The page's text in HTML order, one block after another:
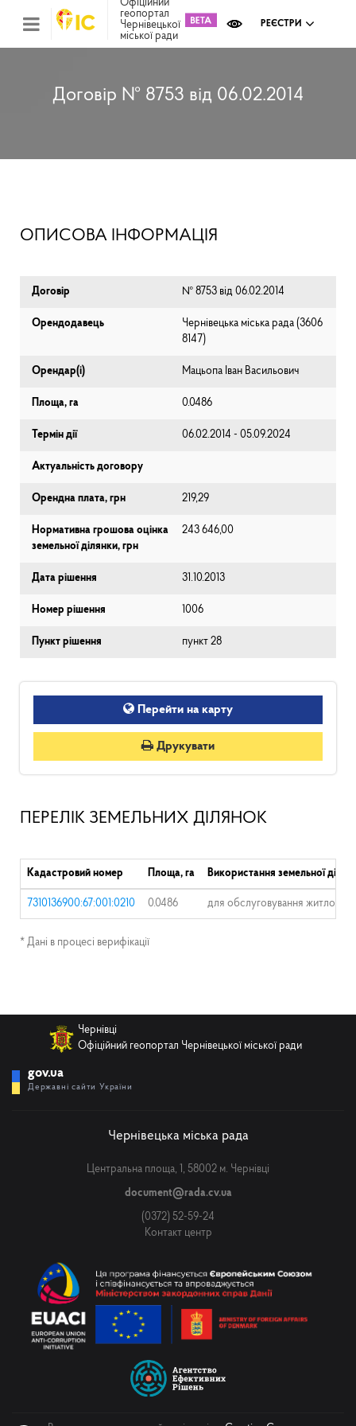
Офіційний
геопортал
Чернівецької
міської ради
РЕЄСТРИ
Договір № 8753 від 06.02.2014
ОПИСОВА ІНФОРМАЦІЯ
Договір № 8753 від 06.02.2014
Орендодавець
Чернівецька міська рада (⁨3606
8147⁩)
Орендар(і) Мацьопа Іван Васильович
Площа, га 0.0486
Термін дії 06.02.2014 - 05.09.2024
Актуальність договору
Орендна плата, грн 219,29
Нормативна грошова оцінка
земельної ділянки, грн
243 646,00
Дата рішення 31.10.2013
Номер рішення 1006
Пункт рішення пункт 28
Перейти на карту
Друкувати
ПЕРЕЛІК ЗЕМЕЛЬНИХ ДІЛЯНОК
Кадастровий номер Площа, га Використання земельної
7310136900:67:001:0210 0.0486 для обслуговування
* Дані в процесі верифікації
Чернівці
Офіційний геопортал Чернівецької міської ради
gov.ua
Державні сайти України
Чернівецька міська рада
Центральна площа, 1, 58002 м. Чернівці
document@rada.cv.ua
(0372) 52-59-24
Контакт центр